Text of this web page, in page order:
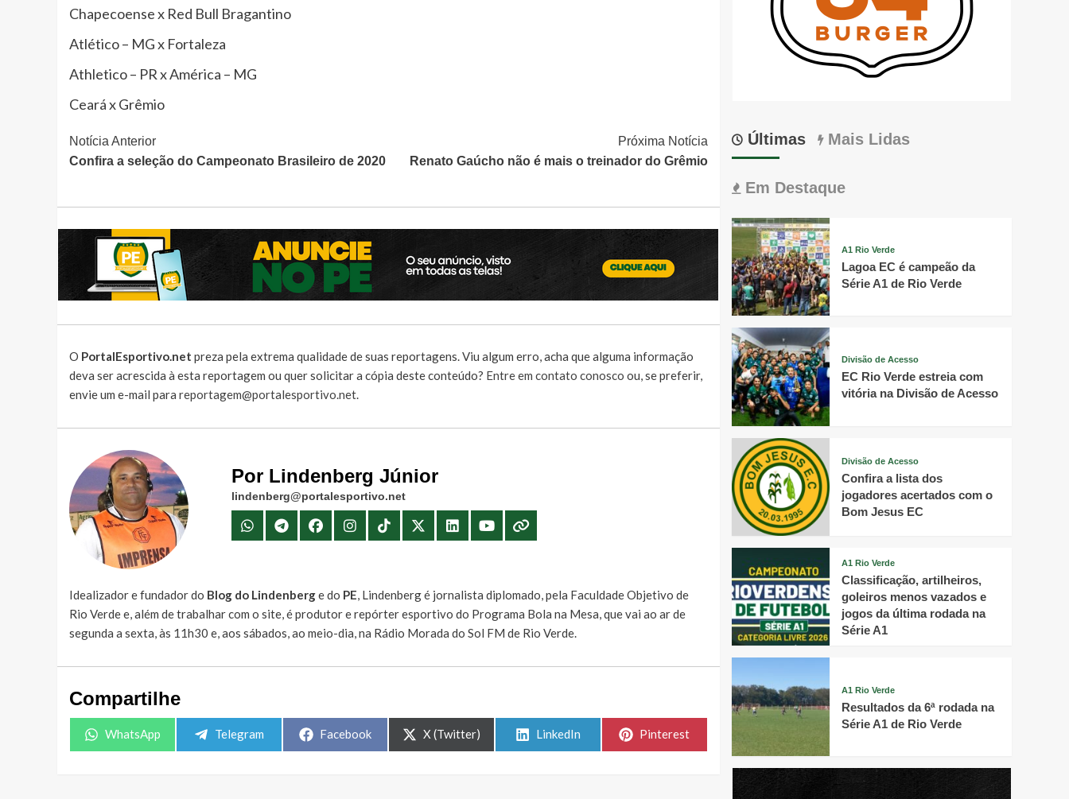
Chapecoense x Red Bull Bragantino
Atlético – MG x Fortaleza
Athletico – PR x América – MG
Ceará x Grêmio
Continue
Lendo
Notícia Anterior
Confira a seleção do Campeonato Brasileiro de 2020
Próxima Notícia
Renato Gaúcho não é mais o treinador do Grêmio
O PortalEsportivo.net preza pela extrema qualidade de suas reportagens. Viu algum erro, acha que alguma informação
deva ser acrescida à esta reportagem ou quer solicitar a cópia deste conteúdo? Entre em contato conosco ou, se preferir,
envie um e-mail para reportagem@portalesportivo.net
Por Lindenberg Júnior
lindenberg@portalesportivo.net
Idealizador e fundador do Blog do Lindenberge do PE , Lindenberg é jornalista diplomado, pela Faculdade Objetivo de
Rio Verde e, além de trabalhar com o site, é produtor e repórter esportivo do Programa Bola na Mesa, que vai ao ar de
segunda a sexta, às 11h30 e, aos sábados, ao meio-dia, na Rádio Morada do Sol FM de Rio Verde.
Compartilhe
Share
WhatsApp
Share
Telegram
Share
Facebook
Share
on
X (Twitter)
Share
LinkedIn
Share
Pinterest
Últimas Mais Lidas
Em Destaque
A1 Rio Verde
Lagoa EC é campeão da
Série A1 de Rio Verde
Divisão de Acesso
EC Rio Verde estreia com
vitória na Divisão de Acesso
Divisão de Acesso
Confira a lista dos
jogadores acertados com o
Bom Jesus EC
A1 Rio Verde
Classificação, artilheiros,
goleiros menos vazados e
jogos da última rodada na
Série A1
A1 Rio Verde
Resultados da 6ª rodada na
Série A1 de Rio Verde